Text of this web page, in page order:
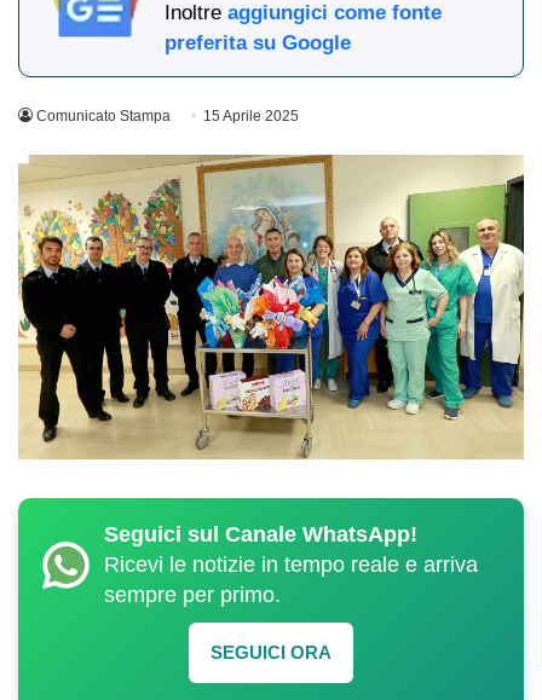
Inoltreaggiungici come fonte
preferita su Google
Comunicato Stampa 15 Aprile 2025
Seguici sul Canale WhatsApp!
Ricevi le notizie in tempo reale e arriva
sempre per primo.
SEGUICI ORA